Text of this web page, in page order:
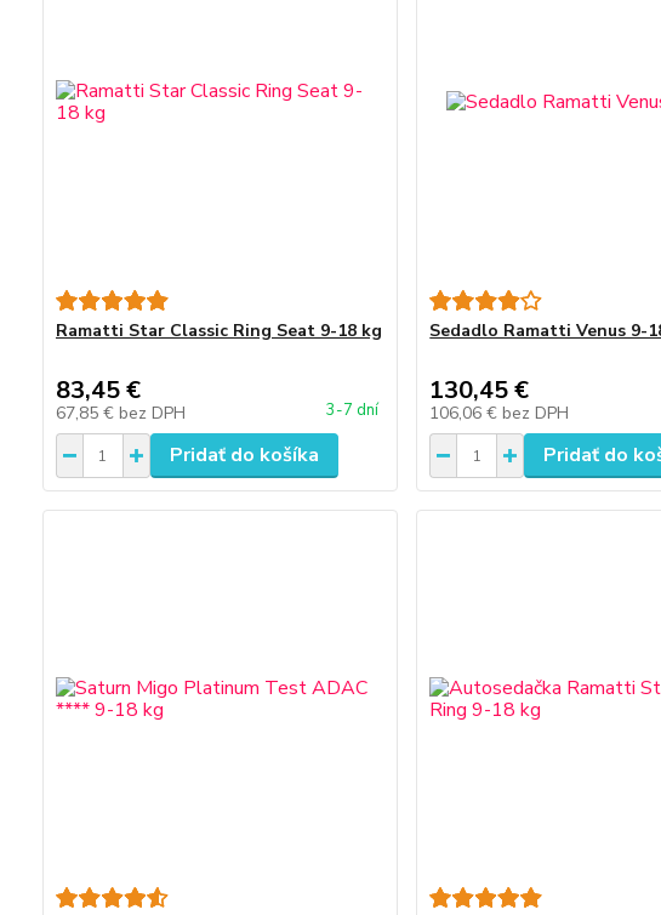
Ramatti Star Classic Ring Seat 9-18 kg
83,45 €
67,85 € bez DPH 3-7 dní
Pridať do košíka
Sedadlo Ramatti Venus 9-
130,45 €
106,06 € bez DPH
Pridať do